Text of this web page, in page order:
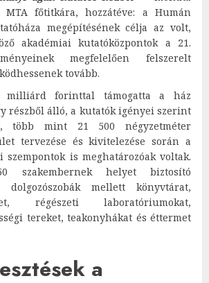
MTA főtitkára, hozzátéve: a Humán
megépítésének célja az volt,
akadémiai kutatóközpontok a 21.
megfelelően felszerelt
tovább.
milliárd forinttal támogatta a ház
részből álló, a kutatók igényei szerint
több mint 21 500 négyzetméter
tervezése és kivitelezése során a
szempontok is meghatározóak voltak.
szakembernek helyet biztosító
dolgozószobák mellett könyvtárat,
régészeti laboratóriumokat,
tereket, teakonyhákat és éttermet
a